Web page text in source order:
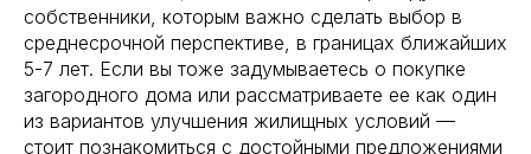
собственники, которым важно сделать выбор в
среднесрочной перспективе, в границах ближайших
5-7 лет. Если вы тоже задумываетесь о покупке
загородного дома или рассматриваете ее как один
из вариантов улучшения жилищных условий —
стоит познакомиться с достойными предложениями